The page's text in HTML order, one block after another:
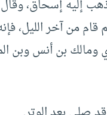
ذهب إليه إسحاق،
قام من آخر الليل،
ومالك بن أنس وبن